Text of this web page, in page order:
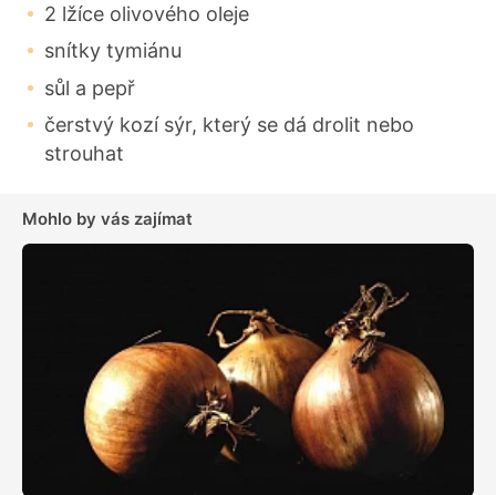
2 lžíce olivového oleje
snítky tymiánu
sůl a pepř
čerstvý kozí sýr, který se dá drolit nebo
strouhat
Mohlo by vás zajímat